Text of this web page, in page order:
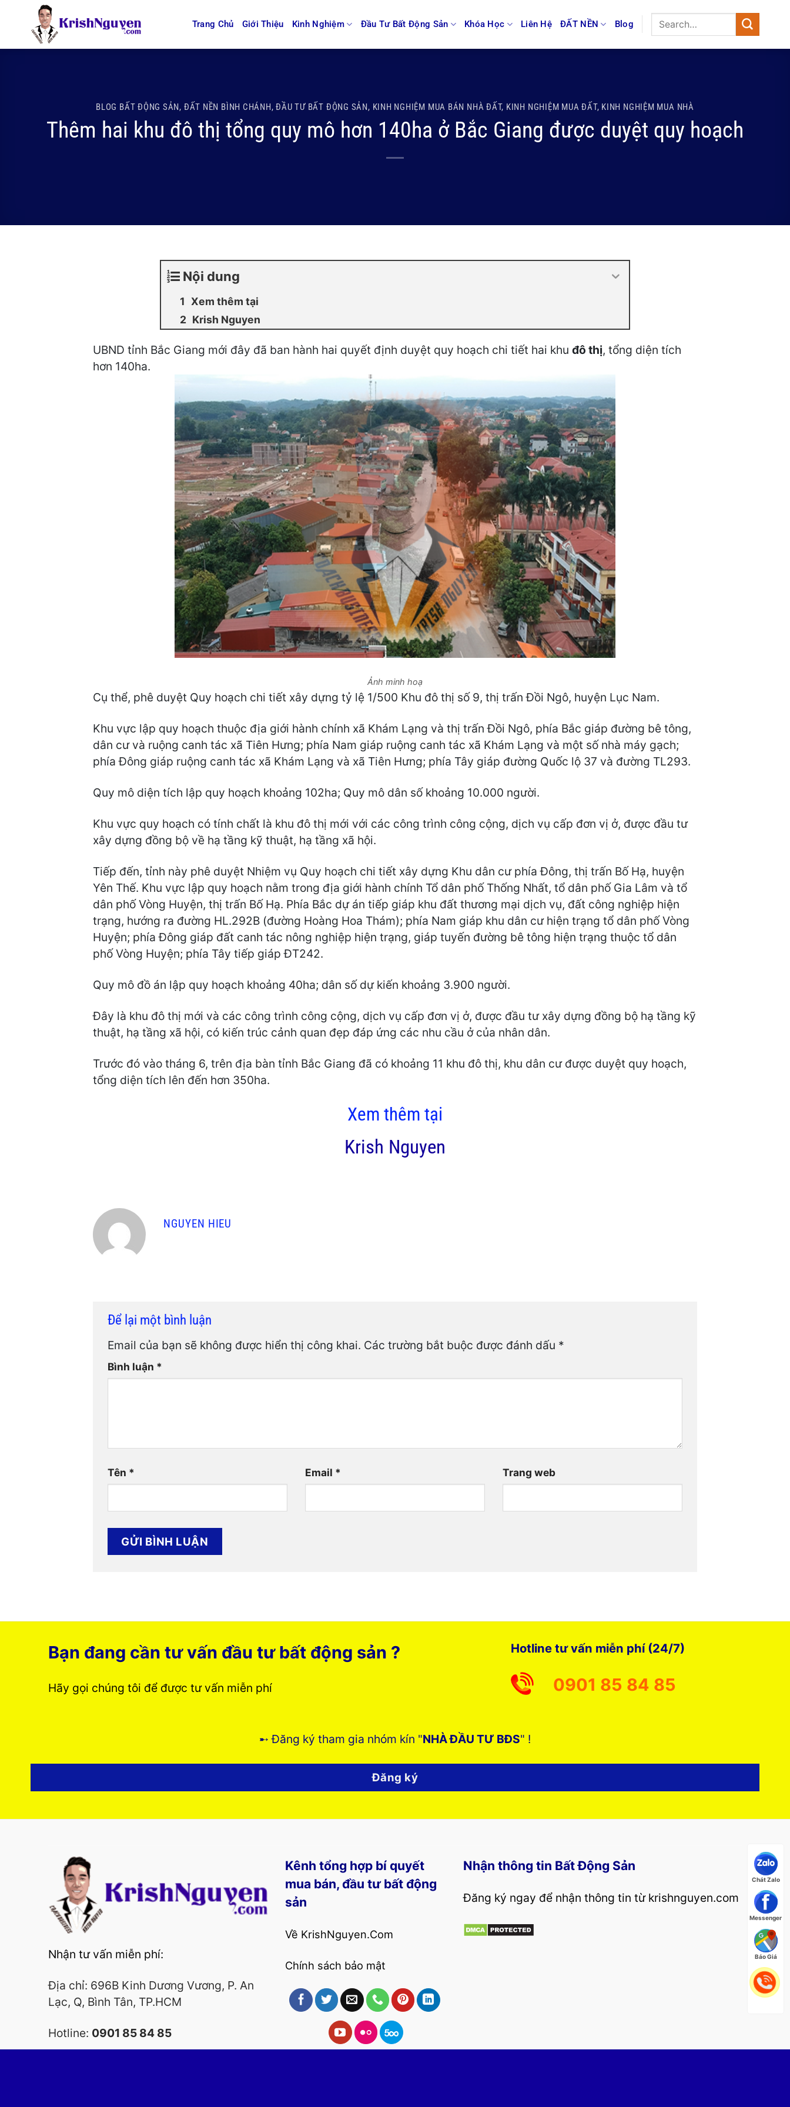
Trang Chủ Giới Thiệu Kinh Nghiệm Đầu Tư Bất Động Sản Khóa Học Liên Hệ ĐẤT NỀN Blog
BLOG BẤT ĐỘNG SẢN, ĐẤT NỀN BÌNH CHÁNH,ĐẦU TƯ BẤT ĐỘNG SẢN, KINH NGHIỆM MUA BÁN NHÀ ĐẤT, KINH NGHIỆM MUA ĐẤT, KINH NGHIỆM MUA NHÀ
Thêm hai khu đô thị tổng quy mô hơn 140ha ở Bắc Giang được duyệt quy hoạch
Nội dung
Xem thêm tại
Krish Nguyen
UBND tỉnh Bắc Giang mới đây đã ban hành hai quyết định duyệt quy hoạch chi tiết hai khu đô thị, tổng diện tích
hơn 140ha.
Ảnh minh hoạ
Cụ thể, phê duyệt Quy hoạch chi tiết xây dựng tỷ lệ 1/500 Khu đô thị số 9, thị trấn Đồi Ngô, huyện Lục Nam.
Khu vực lập quy hoạch thuộc địa giới hành chính xã Khám Lạng và thị trấn Đồi Ngô, phía Bắc giáp đường bê tông,
dân cư và ruộng canh tác xã Tiên Hưng; phía Nam giáp ruộng canh tác xã Khám Lạng và một số nhà máy gạch;
phía Đông giáp ruộng canh tác xã Khám Lạng và xã Tiên Hưng; phía Tây giáp đường Quốc lộ 37 và đường TL293.
Quy mô diện tích lập quy hoạch khoảng 102ha; Quy mô dân số khoảng 10.000 người.
Khu vực quy hoạch có tính chất là khu đô thị mới với các công trình công cộng, dịch vụ cấp đơn vị ở, được đầu tư
xây dựng đồng bộ về hạ tầng kỹ thuật, hạ tầng xã hội.
Tiếp đến, tỉnh này phê duyệt Nhiệm vụ Quy hoạch chi tiết xây dựng Khu dân cư phía Đông, thị trấn Bố Hạ, huyện
Yên Thế. Khu vực lập quy hoạch nằm trong địa giới hành chính Tổ dân phố Thống Nhất, tổ dân phố Gia Lâm và tổ
dân phố Vòng Huyện, thị trấn Bố Hạ. Phía Bắc dự án tiếp giáp khu đất thương mại dịch vụ, đất công nghiệp hiện
trạng, hướng ra đường HL.292B (đường Hoàng Hoa Thám); phía Nam giáp khu dân cư hiện trạng tổ dân phố Vòng
Huyện; phía Đông giáp đất canh tác nông nghiệp hiện trạng, giáp tuyến đường bê tông hiện trạng thuộc tổ dân
phố Vòng Huyện; phía Tây tiếp giáp ĐT242.
Quy mô đồ án lập quy hoạch khoảng 40ha; dân số dự kiến khoảng 3.900 người.
Đây là khu đô thị mới và các công trình công cộng, dịch vụ cấp đơn vị ở, được đầu tư xây dựng đồng bộ hạ tầng kỹ
thuật, hạ tầng xã hội, có kiến trúc cảnh quan đẹp đáp ứng các nhu cầu ở của nhân dân.
Trước đó vào tháng 6, trên địa bàn tỉnh Bắc Giang đã có khoảng 11 khu đô thị, khu dân cư được duyệt quy hoạch,
tổng diện tích lên đến hơn 350ha.
Xem thêm tại
Krish Nguyen
NGUYEN HIEU
Để lại một bình luận
Email của bạn sẽ không được hiển thị công khai. Các trường bắt buộc được đánh dấu *
Bình luận *
Tên * Email * Trang web
Bạn đang cần tư vấn đầu tư bất động sản ?
Hãy gọi chúng tôi để được tư vấn miễn phí
Hotline tư vấn miễn phí (24/7)
0901 85 84 85
➸ Đăng ký tham gia nhóm kín "NHÀ ĐẦU TƯ BĐS" !
Đăng ký
Nhận tư vấn miễn phí:
Địa chỉ: 696B Kinh Dương Vương, P. An
Lạc, Q, Bình Tân, TP.HCM
Hotline: 0901 85 84 85
Kênh tổng hợp bí quyết
mua bán, đầu tư bất động
sản
Về KrishNguyen.Com
Chính sách bảo mật
Nhận thông tin Bất Động Sản
Đăng ký ngay để nhận thông tin từ krishnguyen.com
Chát Zalo
Messenger
Báo Giá